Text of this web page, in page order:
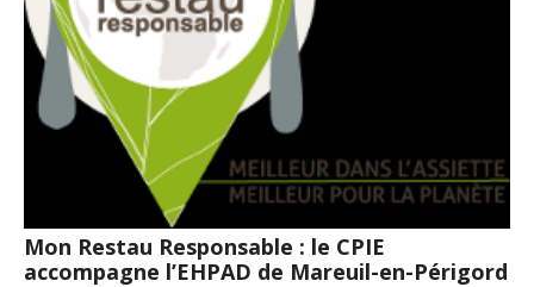
Mon Restau Responsable : le CPIE
accompagne l’EHPAD de Mareuil-en-Périgord